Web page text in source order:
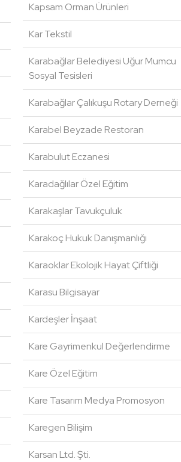
Kapsam Orman Ürünleri
Kar Tekstil
Karabağlar Belediyesi Uğur Mumcu
Sosyal Tesisleri
Karabağlar Çalıkuşu Rotary Derneği
Karabel Beyzade Restoran
Karabulut Eczanesi
Karadağlılar Özel Eğitim
Karakaşlar Tavukçuluk
Karakoç Hukuk Danışmanlığı
Karaoklar Ekolojik Hayat Çiftliği
Karasu Bilgisayar
Kardeşler İnşaat
Kare Gayrimenkul Değerlendirme
Kare Özel Eğitim
Kare Tasarım Medya Promosyon
Karegen Bilişim
Karsan Ltd. Şti.